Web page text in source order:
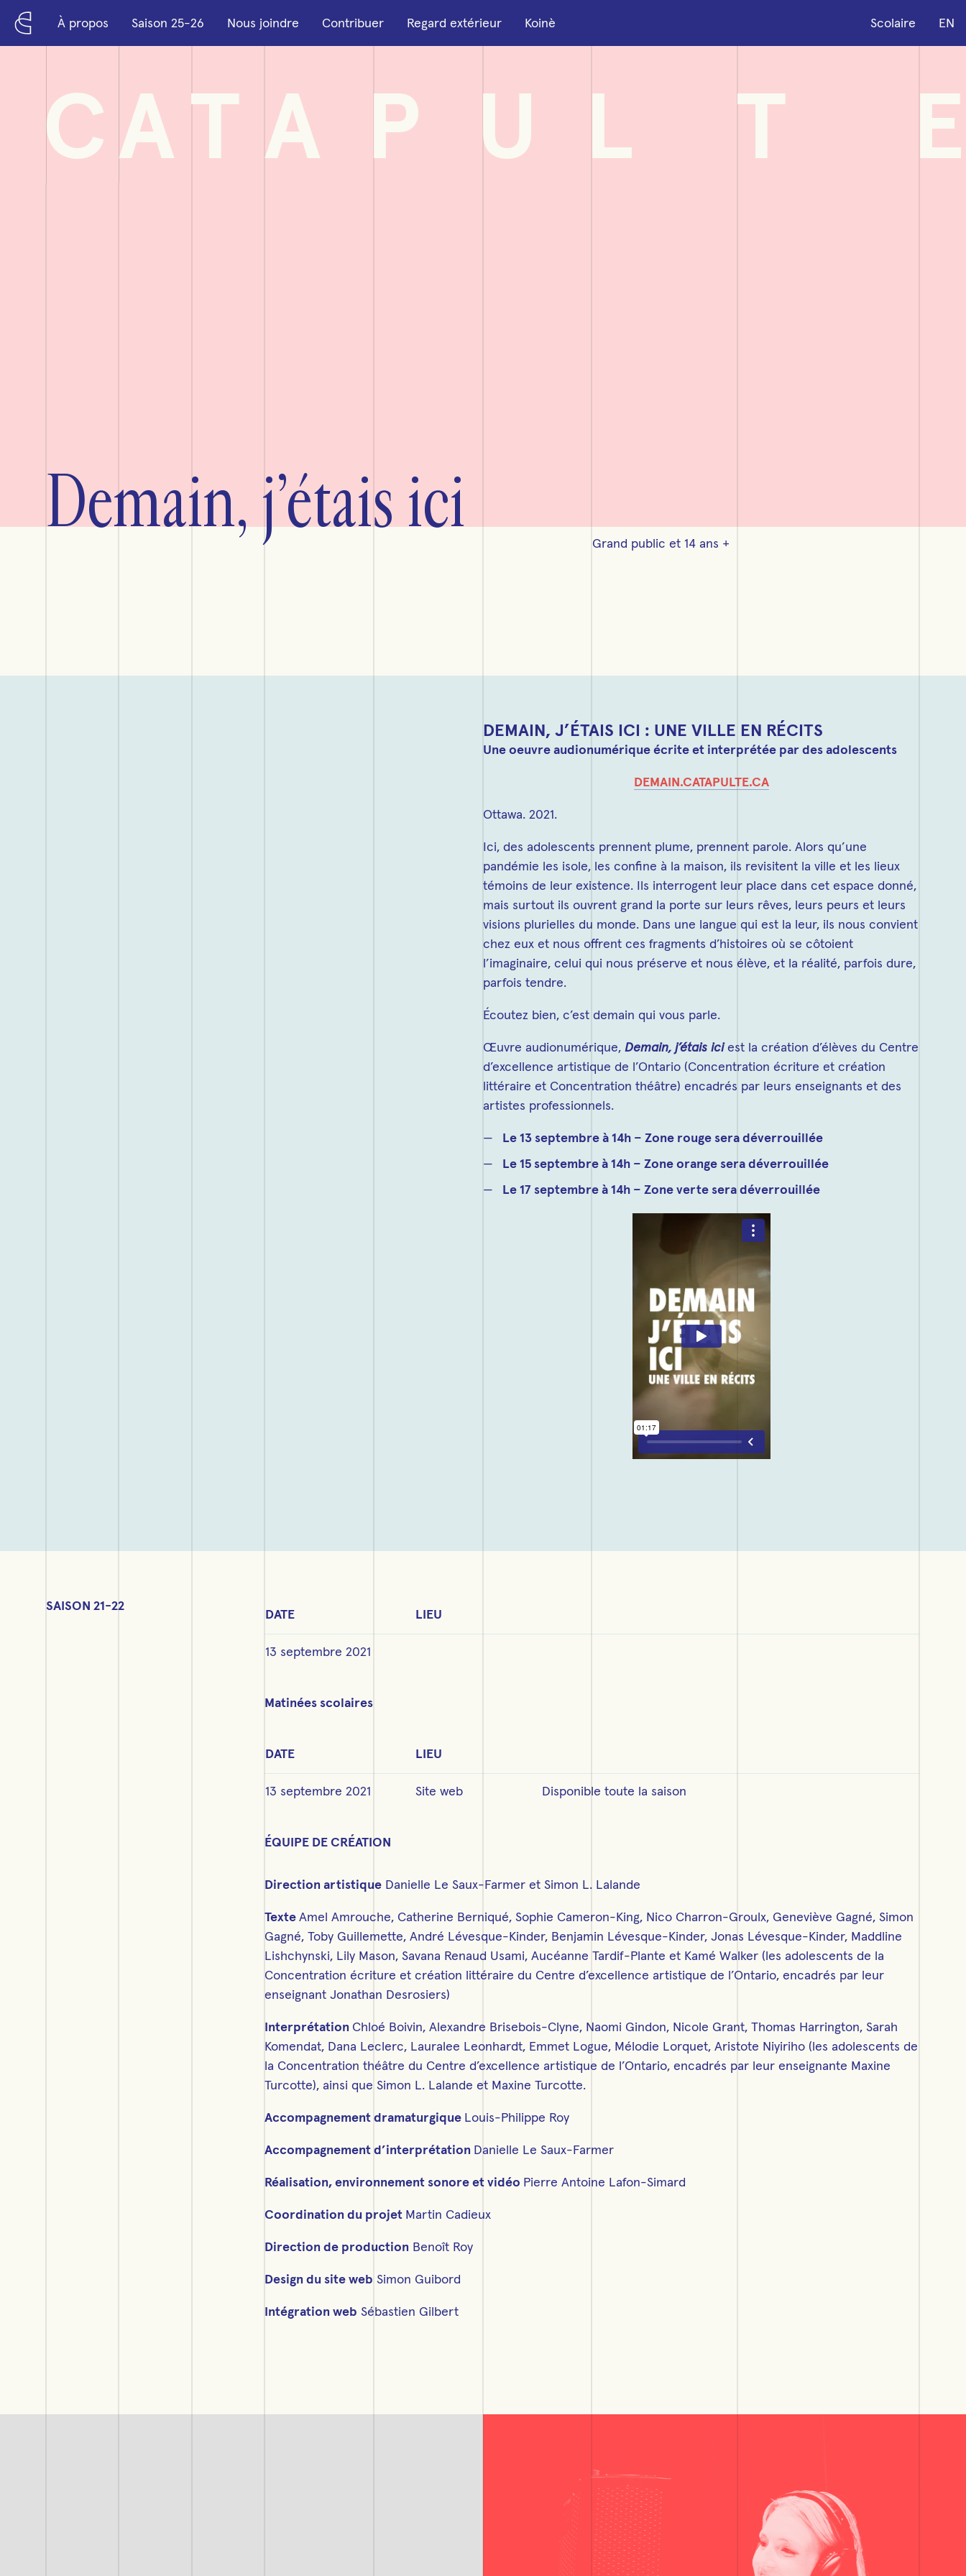
À propos Saison 25-26 Nous joindre Contribuer Regard extérieur Koinè Scolaire EN
CAT A P U L T E
Demain, j’étais ici Grand public et 14 ans +
DEMAIN, J’ÉTAIS ICI : UNE VILLE EN RÉCITS
Une oeuvre audionumérique écrite et interprétée par des adolescents
DEMAIN.CATAPULTE.CA
Ottawa. 2021.
Ici, des adolescents prennent plume, prennent parole. Alors qu’une
pandémie les isole, les confine à la maison, ils revisitent la ville et les lieux
témoins de leur existence. Ils interrogent leur place dans cet espace donné,
mais surtout ils ouvrent grand la porte sur leurs rêves, leurs peurs et leurs
visions plurielles du monde. Dans une langue qui est la leur, ils nous convient
chez eux et nous offrent ces fragments d’histoires où se côtoient
l’imaginaire, celui qui nous préserve et nous élève, et la réalité, parfois dure,
parfois tendre.
Écoutez bien, c’est demain qui vous parle.
Œuvre audionumérique, Demain, j’étais ici est la création d’élèves du Centre
d’excellence artistique de l’Ontario (Concentration écriture et création
littéraire et Concentration théâtre) encadrés par leurs enseignants et des
artistes professionnels.
Le 13 septembre à 14h – Zone rouge sera déverrouillée
Le 15 septembre à 14h – Zone orange sera déverrouillée
Le 17 septembre à 14h – Zone verte sera déverrouillée
SAISON 21-22
DATE LIEU
13 septembre 2021
Matinées scolaires
DATE LIEU
13 septembre 2021 Site web Disponible toute la saison
ÉQUIPE DE CRÉATION
Direction artistiqueDanielle Le Saux-Farmer et Simon L. Lalande
Texte Amel Amrouche, Catherine Berniqué, Sophie Cameron-King, Nico Charron-Groulx, Geneviève Gagné, Simon
Gagné, Toby Guillemette, André Lévesque-Kinder, Benjamin Lévesque-Kinder, Jonas Lévesque-Kinder, Maddline
Lishchynski, Lily Mason, Savana Renaud Usami, Aucéanne Tardif-Plante et Kamé Walker (les adolescents de la
Concentration écriture et création littéraire du Centre d’excellence artistique de l’Ontario, encadrés par leur
enseignant Jonathan Desrosiers)
Interprétation Chloé Boivin, Alexandre Brisebois-Clyne, Naomi Gindon, Nicole Grant, Thomas Harrington, Sarah
Komendat, Dana Leclerc, Lauralee Leonhardt, Emmet Logue, Mélodie Lorquet, Aristote Niyiriho (les adolescents de
la Concentration théâtre du Centre d’excellence artistique de l’Ontario, encadrés par leur enseignante Maxine
Turcotte), ainsi que Simon L. Lalande et Maxine Turcotte.
Accompagnement dramaturgique Louis-Philippe Roy
Accompagnement d’interprétation Danielle Le Saux-Farmer
Réalisation, environnement sonore et vidéo Pierre Antoine Lafon-Simard
Coordination du projet Martin Cadieux
Direction de production Benoît Roy
Design du site web Simon Guibord
Intégration web Sébastien Gilbert